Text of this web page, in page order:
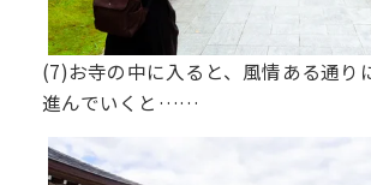
(7)お寺の中に入ると、風情ある通り
進んでいくと……